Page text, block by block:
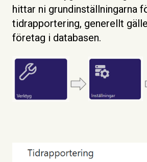
hittar ni grundinställningarna
tidrapportering, generellt
företag i databasen.